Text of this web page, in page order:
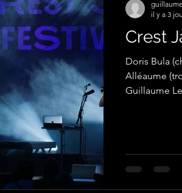
Crest
Doris Bula
Alléaume
Guillaume
il y a 3